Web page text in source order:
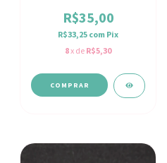
R$35,00
R$33,25 com Pix
8x de R$5,30